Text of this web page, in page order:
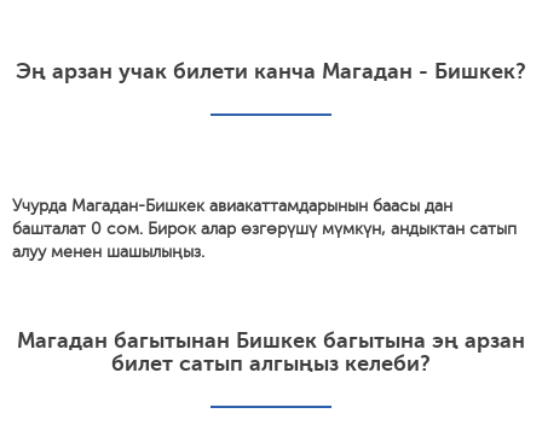
Эң арзан учак билети канча Магадан - Бишкек?
Учурда Магадан-Бишкек авиакаттамдарынын баасы дан
башталат 0 сом. Бирок алар өзгөрүшү мүмкүн, андыктан сатып
алуу менен шашылыңыз.
Магадан багытынан Бишкек багытына эң арзан
билет сатып алгыңыз келеби?